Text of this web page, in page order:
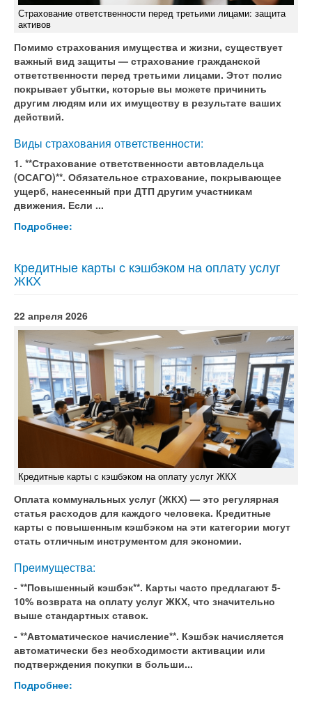
Страхование ответственности перед третьими лицами: защита
активов
Помимо страхования имущества и жизни, существует
важный вид защиты — страхование гражданской
ответственности перед третьими лицами. Этот полис
покрывает убытки, которые вы можете причинить
другим людям или их имуществу в результате ваших
действий.
Виды страхования ответственности:
1. **Страхование ответственности автовладельца
(ОСАГО)**. Обязательное страхование, покрывающее
ущерб, нанесенный при ДТП другим участникам
движения. Если ...
Подробнее:
Кредитные карты с кэшбэком на оплату услуг
ЖКХ
22 апреля 2026
Кредитные карты с кэшбэком на оплату услуг ЖКХ
Оплата коммунальных услуг (ЖКХ) — это регулярная
статья расходов для каждого человека. Кредитные
карты с повышенным кэшбэком на эти категории могут
стать отличным инструментом для экономии.
Преимущества:
- **Повышенный кэшбэк**. Карты часто предлагают 5-
10% возврата на оплату услуг ЖКХ, что значительно
выше стандартных ставок.
- **Автоматическое начисление**. Кэшбэк начисляется
автоматически без необходимости активации или
подтверждения покупки в больши...
Подробнее: